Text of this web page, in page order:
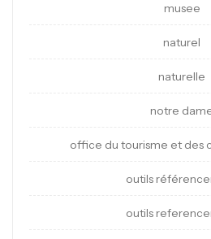
musee
naturel
naturelle
notre
office du tourisme et des
outils
outils